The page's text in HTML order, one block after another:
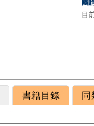
團
目
書籍目錄 同